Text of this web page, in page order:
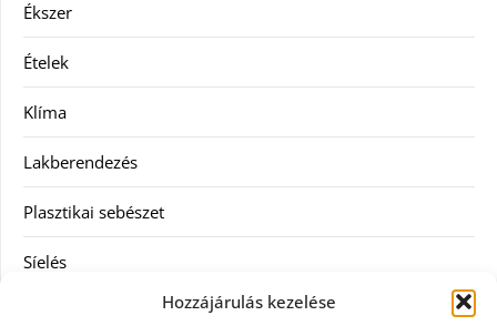
Hozzájárulás kezelése
Ékszer
Ételek
Klíma
Lakberendezés
Plasztikai sebészet
Síelés